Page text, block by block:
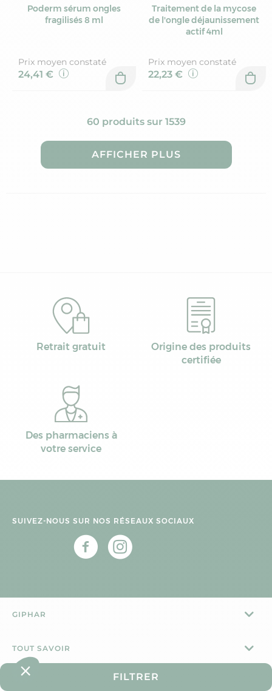
FILTRER
Poderm sérum ongles
fragilisés 8 ml
Prix moyen constaté
24,41 €
Traitement de la mycose
de l'ongle déjaunissement
actif 4ml
Prix moyen constaté
22,23 €
60 produits sur 1539
AFFICHER PLUS
Retrait gratuit
Origine des produits
certifiée
Des pharmaciens à
votre service
SUIVEZ-NOUS SUR NOS RÉSEAUX SOCIAUX
GIPHAR
TOUT SAVOIR